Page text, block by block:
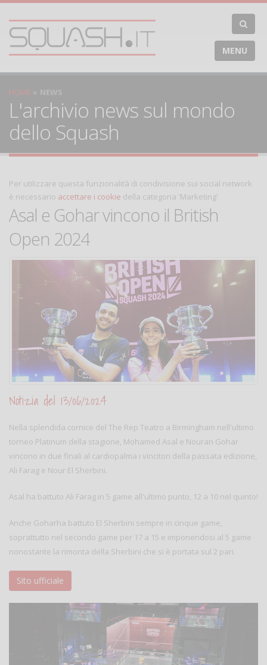
MENU
HOME NEWS
L'archivio news sul mondo
dello Squash
Per utilizzare questa funzionalità di condivisione sui social network
è necessario accettare i cookie della categoria 'Marketing'
Asal e Gohar vincono il British
Open 2024
Notizia del 13/06/2024
Nella splendida cornice del The Rep Teatro a Birmingham nell'ultimo
torneo Platinum della stagione, Mohamed Asal e Nouran Gohar
vincono in due finali al cardiopalma i vincitori della passata edizione,
Ali Farag e Nour El Sherbini.
Asal ha battuto Ali Farag in 5 game all'ultimo punto, 12 a 10 nel quinto!
Anche Goharha battuto El Sherbini sempre in cinque game,
soprattutto nel secondo game per 17 a 15 e imponendosi al 5 game
nonostante la rimonta della Sherbini che si è portata sul 2 pari.
Sito ufficiale